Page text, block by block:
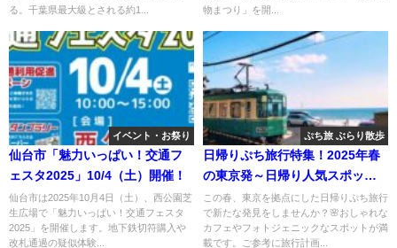
る。千葉県最大級とされる約1...
物まつり」を開...
イベント・お祭り
仙台市「魅力いっぱい！交通フ
ェスタ2025」10/4（土）開催！
仙台市は2025年10月4日（土）、西公園芝
生広場で「魅力いっぱい！交通フェスタ
2025」を開催します。地下鉄切符購入や
改札通過の疑似体験...
ぷち旅 ぶらり散歩
日帰りぷち旅行特集！2025年春
の東京発～日帰り人気スポッ
ト！！
この春、東京を拠点にした日帰りぷち旅行
で新たな発見をしませんか？🌸おしゃれな
カフェやフォトジェニックなスポットが満
載です。ご参考に旅行計画...